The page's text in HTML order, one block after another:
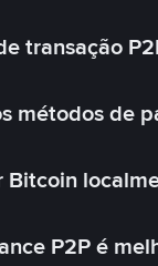
transação
métodos de
P2P é